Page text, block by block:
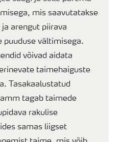
mis saavutatakse
arengut piirava
puuduse vältimisega.
võivad aidata
taimehaiguste
Tasakaalustatud
tagab taimede
rakulise
samas liigset